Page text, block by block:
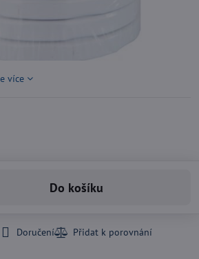
více
Do košíku
Doručení